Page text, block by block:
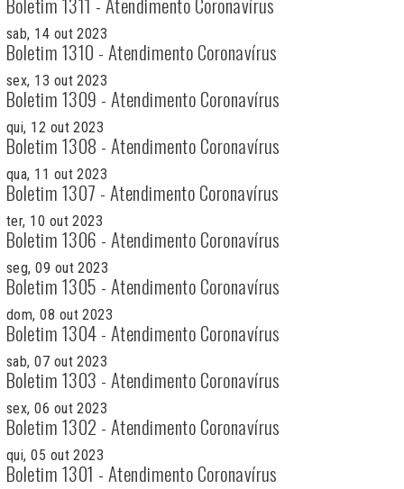
sab, 14 out 2023
Boletim 1310 - Atendimento Coronavírus
sex, 13 out 2023
Boletim 1309 - Atendimento Coronavírus
qui, 12 out 2023
Boletim 1308 - Atendimento Coronavírus
qua, 11 out 2023
Boletim 1307 - Atendimento Coronavírus
ter, 10 out 2023
Boletim 1306 - Atendimento Coronavírus
seg, 09 out 2023
Boletim 1305 - Atendimento Coronavírus
dom, 08 out 2023
Boletim 1304 - Atendimento Coronavírus
sab, 07 out 2023
Boletim 1303 - Atendimento Coronavírus
sex, 06 out 2023
Boletim 1302 - Atendimento Coronavírus
qui, 05 out 2023
Boletim 1301 - Atendimento Coronavírus